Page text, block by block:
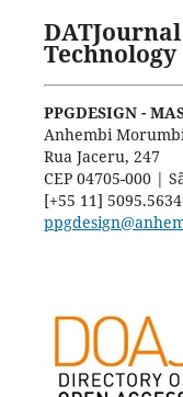
Technology
PPGDESIGN -
Anhembi
Rua Jaceru, 247
CEP 04705-000 |
[+55 11] 5095.5634